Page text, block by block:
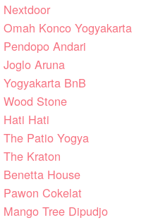
Konco Yogyakarta
Andari
Aruna
BnB
Stone
Hati Hati
Patio Yogya
Kraton
House
Cokelat
Tree Dipudjo